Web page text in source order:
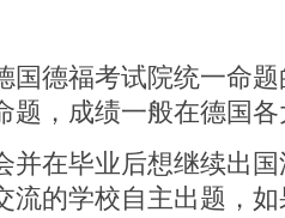
德福考试院统一命题
题，成绩一般在德国
在毕业后想继续出国
流的学校自主出题，